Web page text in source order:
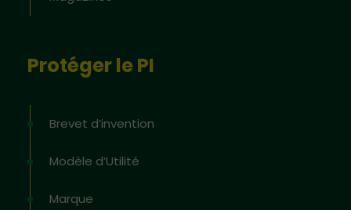
Protéger le PI
Brevet d’invention
Modèle d’Utilité
Marque